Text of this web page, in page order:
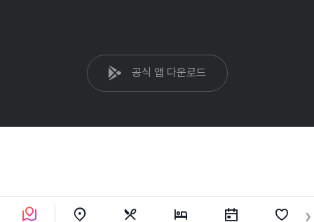
공식 앱 다운로드